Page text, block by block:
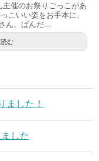
催のお祭りごっこがあ
こいい姿をお手本に、
ん、ぱんだ...
む
ました！
した